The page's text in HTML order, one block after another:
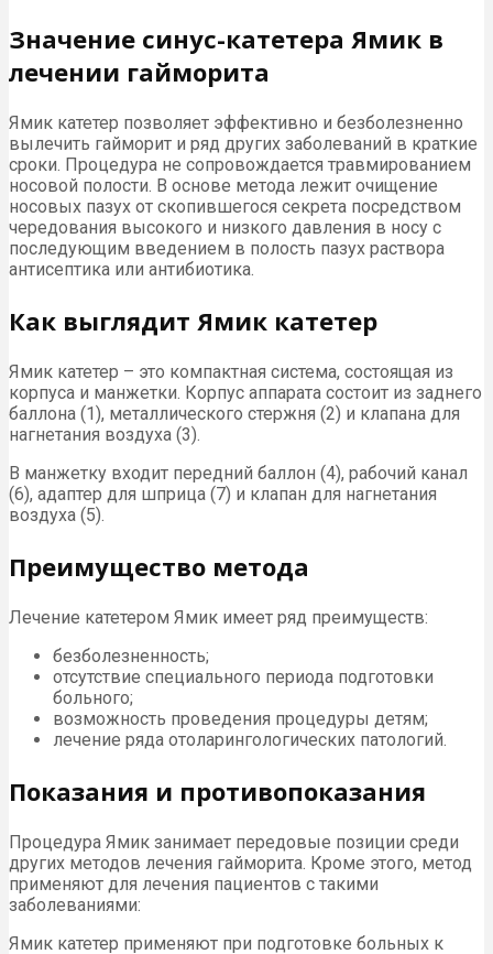
Значение синус-катетера Ямик в
лечении гайморита
Ямик катетер позволяет эффективно и безболезненно
вылечить гайморит и ряд других заболеваний в краткие
сроки. Процедура не сопровождается травмированием
носовой полости. В основе метода лежит очищение
носовых пазух от скопившегося секрета посредством
чередования высокого и низкого давления в носу с
последующим введением в полость пазух раствора
антисептика или антибиотика.
Как выглядит Ямик катетер
Ямик катетер – это компактная система, состоящая из
корпуса и манжетки. Корпус аппарата состоит из заднего
баллона (1), металлического стержня (2) и клапана для
нагнетания воздуха (3).
В манжетку входит передний баллон (4), рабочий канал
(6), адаптер для шприца (7) и клапан для нагнетания
воздуха (5).
Преимущество метода
Лечение катетером Ямик имеет ряд преимуществ:
безболезненность;
отсутствие специального периода подготовки
больного;
возможность проведения процедуры детям;
лечение ряда отоларингологических патологий.
Показания и противопоказания
Процедура Ямик занимает передовые позиции среди
других методов лечения гайморита. Кроме этого, метод
применяют для лечения пациентов с такими
заболеваниями:
Ямик катетер применяют при подготовке больных к